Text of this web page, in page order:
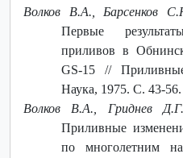
Волков В.А., Барсенков
Первые
приливов в
GS-15 //
Наука, 1975. С. 43-56.
Волков В.А., Гриднев
Приливные
по многолетним